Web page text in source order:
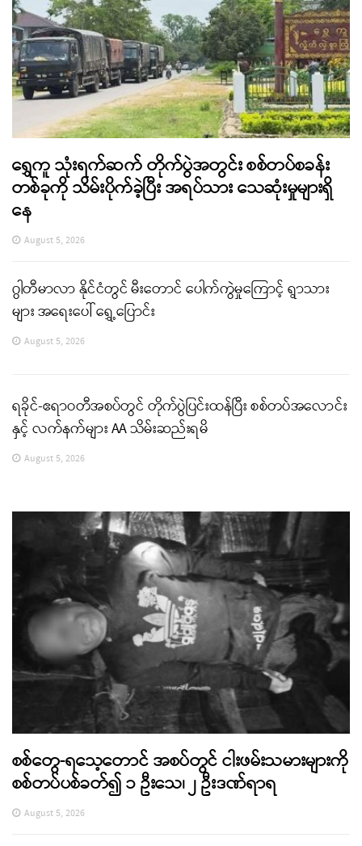
ရွှေကူ သုံးရက်ဆက် တိုက်ပွဲအတွင်း စစ်တပ်စခန်း
တစ်ခုကို သိမ်းပိုက်ခဲ့ပြီး အရပ်သား သေဆုံးမှုများရှိ
နေ
August 5, 2026
ဂွါတီမာလာ နိုင်ငံတွင် မီးတောင် ပေါက်ကွဲမှုကြောင့် ရွာသား
များ အရေးပေါ် ရွှေ့ပြောင်း
August 5, 2026
ရခိုင်-ဧရာဝတီအစပ်တွင် တိုက်ပွဲပြင်းထန်ပြီး စစ်တပ်အလောင်း
နှင့် လက်နက်များ AA သိမ်းဆည်းရမိ
August 5, 2026
စစ်တွေ-ရသေ့တောင် အစပ်တွင် ငါးဖမ်းသမားများကို
စစ်တပ်ပစ်ခတ်၍ ၁ ဦးသေ၊ ၂ ဦးဒဏ်ရာရ
August 5, 2026